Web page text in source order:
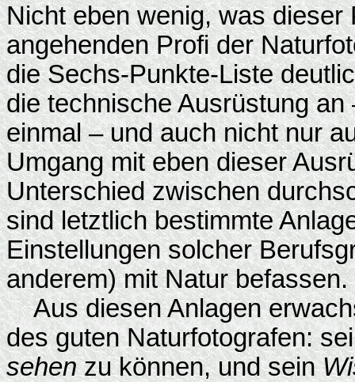
Nicht eben wenig, was
angehenden Profi der
die Sechs-Punkte-Liste
die technische Ausrüstung
einmal – und auch nicht nur
Umgang mit eben dieser
Unterschied zwischen
sind letztlich bestimmte
Einstellungen solcher
anderem) mit Natur befassen.
Aus diesen Anlagen
des guten Naturfotografen:
sehenzu können, und sein